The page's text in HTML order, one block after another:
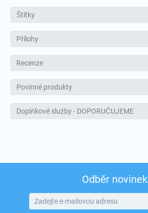
Štítky
Přílohy
Recenze
Povinné produkty
Doplňkové služby - DOPORUČUJEME
Odběr novinek